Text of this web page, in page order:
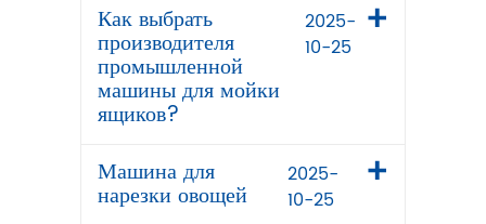
Как выбрать
производителя
промышленной
машины для мойки
ящиков?
2025-
10-25
Машина для
нарезки овощей
2025-
10-25